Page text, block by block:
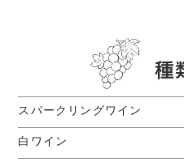
スパークリングワイン
白ワイン